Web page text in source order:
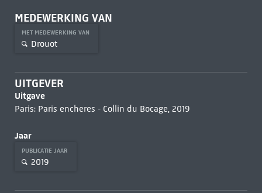
MEDEWERKING VAN
MET MEDEWERKING VAN
Drouot
UITGEVER
Uitgave
Paris: Paris encheres - Collin du Bocage, 2019
Jaar
PUBLICATIE JAAR
2019